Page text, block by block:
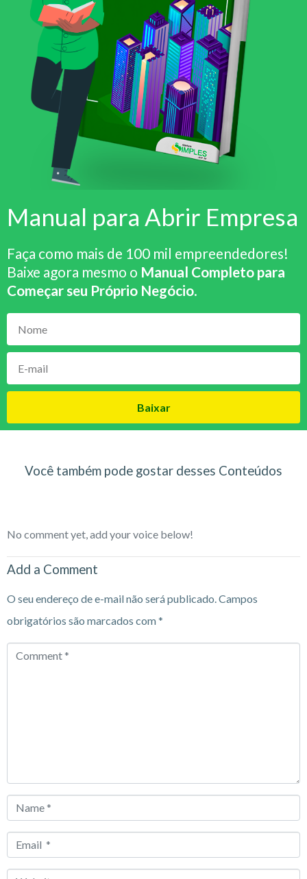
Manual para Abrir Empresa
Faça como mais de 100 mil empreendedores!
Baixe agora mesmo o Manual Completo para
Começar seu Próprio Negócio.
Baixar
Você também pode gostar desses Conteúdos
No comment yet, add your voice below!
Add a Comment
O seu endereço de e-mail não será publicado.Campos
obrigatórios são marcados com*
Comment
Name
Email